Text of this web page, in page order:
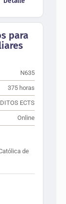
para
N635
375 horas
ECTS
Online
de